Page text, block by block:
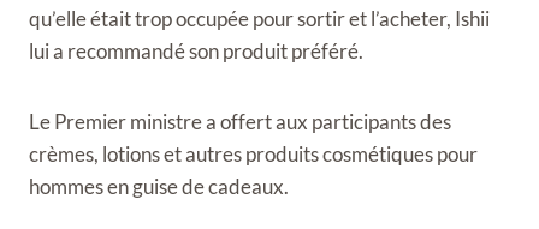
qu’elle était trop occupée pour sortir et l’acheter, Ishii
lui a recommandé son produit préféré.
Le Premier ministre a offert aux participants des
crèmes, lotions et autres produits cosmétiques pour
hommes en guise de cadeaux.